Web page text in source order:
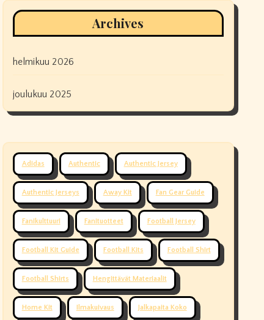
Archives
helmikuu 2026
joulukuu 2025
Adidas Authentic Authentic Jersey
Authentic Jerseys Away Kit Fan Gear Guide
Fanikulttuuri Fanituotteet Football Jersey
Football Kit Guide Football Kits Football Shirt
Football Shirts Hengittävät Materiaalit
Home Kit Ilmakuivaus Jalkapaita Koko